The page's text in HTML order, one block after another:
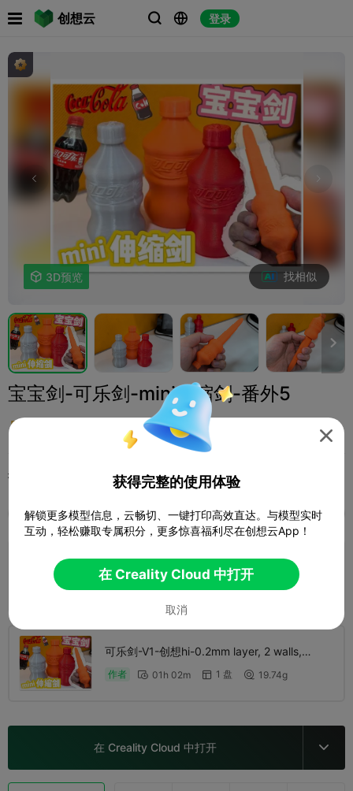
创想云   登录
 3D预览 找相似

宝宝剑-可乐剑-mini伸缩剑-番外5
THISMOOOMENT
打印配置 (2) 添加 玩具与游戏
全部 K2 Plus K2 Pro Ender-3 V3 Mega
可乐剑-V1-创想K2P-0.2mm layer, 2 walls,
15% infill
作者  45m 19s   19.45g
可乐剑-V1-创想hi-0.2mm layer, 2 walls,
作者  01h 02m  1 盘  19.74g
在 Creality Cloud 中打开 

获得完整的使用体验
解锁更多模型信息，云畅切、一键打印高效直达。与模型实时
互动，轻松赚取专属积分，更多惊喜福利尽在创想云App！
在 Creality Cloud 中打开
取消